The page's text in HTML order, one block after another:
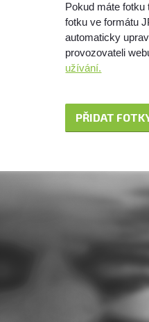
Pokud máte
fotku ve formátu
automaticky
provozovateli
užívání.
PŘIDAT